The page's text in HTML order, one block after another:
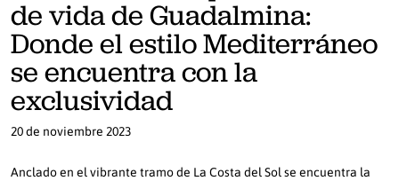
de vida de Guadalmina:
Donde el estilo Mediterráneo
se encuentra con la
exclusividad
20 de noviembre 2023
Anclado en el vibrante tramo de La Costa del Sol se encuentra la